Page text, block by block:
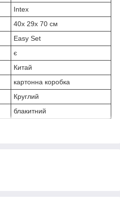
Intex
40x 29x 70 см
Easy Set
є
Китай
картонна коробка
Круглий
блакитний